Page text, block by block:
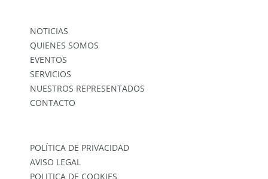
NOTICIAS
QUIENES SOMOS
EVENTOS
SERVICIOS
NUESTROS REPRESENTADOS
CONTACTO
POLÍTICA DE PRIVACIDAD
AVISO LEGAL
POLITICA DE COOKIES